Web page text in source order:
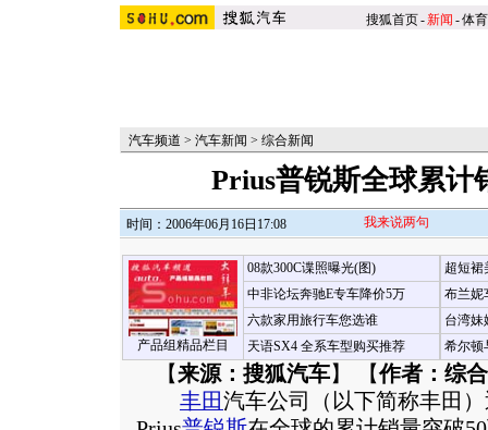
搜狐首页-新闻 -体育
汽车频道 > 汽车新闻 > 综合新闻
Prius普锐斯全球累计
时间：2006年06月16日17:08 我来说两句
产品组精品栏目
08款300C谍照曝光(图)
中非论坛奔驰E专车降价5万
六款家用旅行车您选谁
天语SX4 全系车型购买推荐
超短裙
布兰妮
台湾妹
希尔顿
【来源：搜狐汽车】 【作者：综
丰田汽车公司（以下简称丰田